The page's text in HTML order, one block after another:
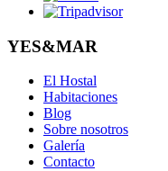
YES&MAR
El Hostal
Habitaciones
Blog
Sobre nosotros
Galería
Contacto